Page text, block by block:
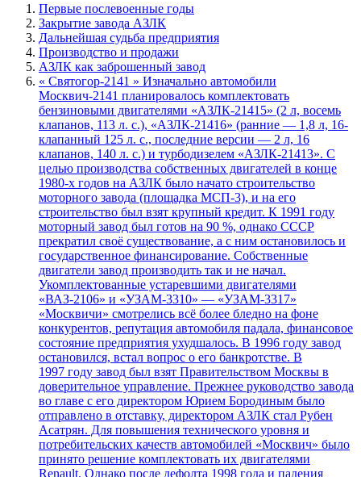
Первые послевоенные годы
Закрытие завода АЗЛК
Дальнейшая судьба предприятия
Производство и продажи
АЗЛК как заброшенный завод
« Святогор-2141 » Изначально автомобили
Москвич-2141 планировалось комплектовать
бензиновыми двигателями «АЗЛК-21415» (2 л, восемь
клапанов, 113 л. с.), «АЗЛК-21416» (ранние — 1,8 л, 16-
клапанный 125 л. с., последние версии — 2 л, 16
клапанов, 140 л. с.) и турбодизелем «АЗЛК-21413». С
целью производства собственных двигателей в конце
1980-х годов на АЗЛК было начато строительство
моторного завода (площадка МСП-3), и на его
строительство был взят крупный кредит. К 1991 году
моторный завод был готов на 90 %, однако СССР
прекратил своё существование, а с ним остановилось и
государственное финансирование. Собственные
двигатели завод производить так и не начал.
Укомплектованные устаревшими двигателями
«ВАЗ-2106» и «УЗАМ-3310» — «УЗАМ-3317»
«Москвичи» смотрелись всё более бледно на фоне
конкурентов, репутация автомобиля падала, финансовое
состояние предприятия ухудшалось. В 1996 году завод
остановился, встал вопрос о его банкротстве. В
1997 году завод был взят Правительством Москвы в
доверительное управление. Прежнее руководство завода
во главе с его директором Юрием Бородиным было
отправлено в отставку, директором АЗЛК стал Рубен
Асатрян. Для повышения технического уровня и
потребительских качеств автомобилей «Москвич» было
принято решение комплектовать их двигателями
Renault. Однако после дефолта 1998 года и падения